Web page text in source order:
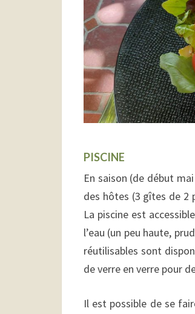
PISCINE
En saison (de début
des hôtes (3 gîtes de 2
La piscine est
l’eau (un peu haute,
réutilisables sont
de verre en verre pour
Il est possible de se